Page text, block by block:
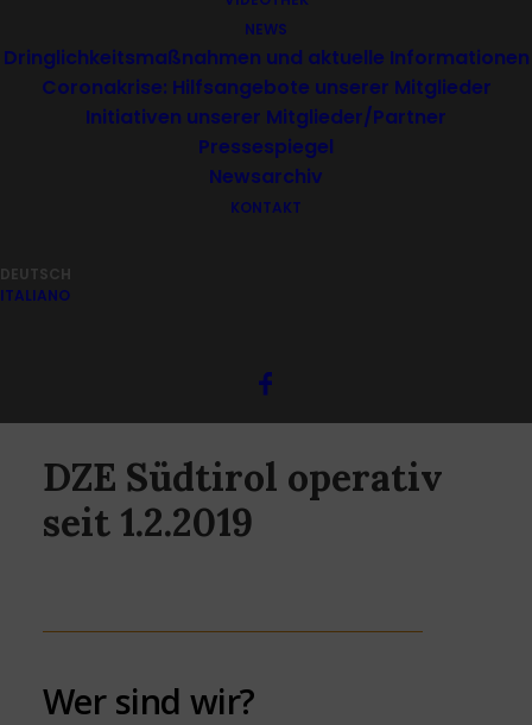
NEWS
Dringlichkeitsmaßnahmen und aktuelle Informationen
Coronakrise: Hilfsangebote unserer Mitglieder
Initiativen unserer Mitglieder/Partner
Pressespiegel
Newsarchiv
KONTAKT
DEUTSCH
ITALIANO
DZE Südtirol operativ
seit 1.2.2019
Wer sind wir?